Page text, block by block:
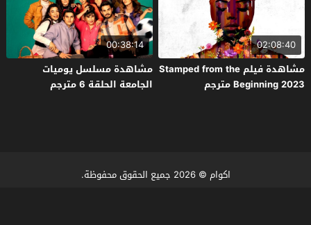
02:08:40
مشاهدة فيلم Stamped from the
Beginning 2023 مترجم
00:38:14
مشاهدة مسلسل يوميات
الجامعة الحلقة 6 مترجم
اكوام © 2026 جميع الحقوق محفوظة.